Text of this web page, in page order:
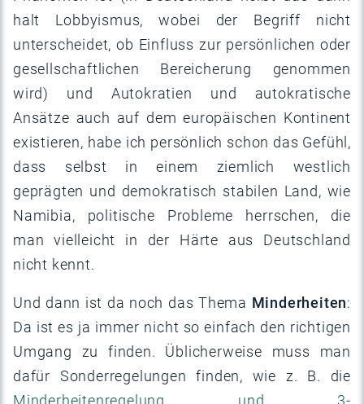
halt Lobbyismus, wobei der Begriff nicht
unterscheidet, ob Einfluss zur persönlichen oder
gesellschaftlichen Bereicherung genommen
wird) und Autokratien und autokratische
Ansätze auch auf dem europäischen Kontinent
existieren, habe ich persönlich schon das Gefühl,
dass selbst in einem ziemlich westlich
geprägten und demokratisch stabilen Land, wie
Namibia, politische Probleme herrschen, die
man vielleicht in der Härte aus Deutschland
nicht kennt.
Und dann ist da noch das Thema Minderheiten:
Da ist es ja immer nicht so einfach den richtigen
Umgang zu finden. Üblicherweise muss man
dafür Sonderregelungen finden, wie z. B. die